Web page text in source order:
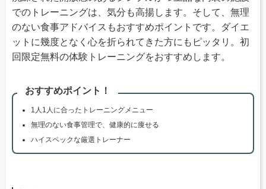
でのトレーニングは、気分も高揚します。そして、無理
のない食事アドバイスもおすすめポイントです。ダイエ
ットに幾度となく心を折られてきた方にもピッタリ。初
回限定無料の体験トレーニングをおすすめします。
おすすめポイント！
1人1人に合ったトレーニングメニュー
無理のない食事管理で、健康的に痩せる
ハイスペックな厳選トレーナー